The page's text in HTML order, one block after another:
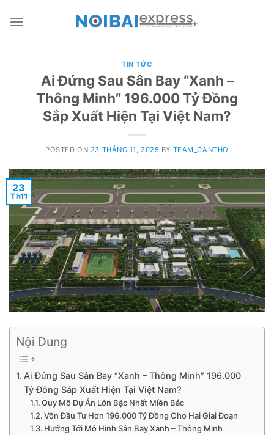
TIN TỨC
Ai Đứng Sau Sân Bay “Xanh –
Thông Minh” 196.000 Tỷ Đồng
Sắp Xuất Hiện Tại Việt Nam?
POSTED ON 23 THÁNG 11, 2025 BY TEAM_CANTHO
23
Th11
Nội Dung
Ai Đứng Sau Sân Bay “Xanh – Thông Minh” 196.000
Tỷ Đồng Sắp Xuất Hiện Tại Việt Nam?
Quy Mô Dự Án Lớn Bậc Nhất Miền Bắc
Vốn Đầu Tư Hơn 196.000 Tỷ Đồng Cho Hai Giai Đoạn
Hướng Tới Mô Hình Sân Bay Xanh – Thông Minh